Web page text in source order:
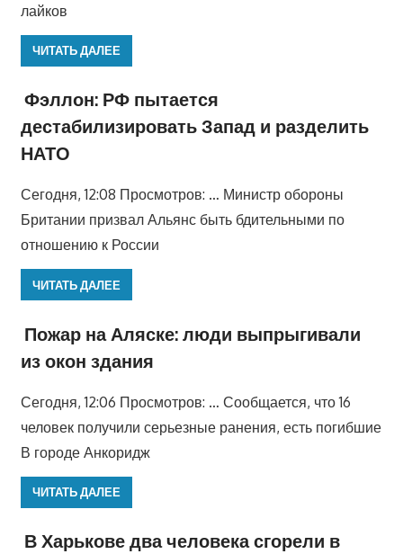
лайков
ЧИТАТЬ ДАЛЕЕ
Фэллон: РФ пытается
дестабилизировать Запад и разделить
НАТО
Сегодня, 12:08 Просмотров: … Министр обороны
Британии призвал Альянс быть бдительными по
отношению к России
ЧИТАТЬ ДАЛЕЕ
Пожар на Аляске: люди выпрыгивали
из окон здания
Сегодня, 12:06 Просмотров: … Сообщается, что 16
человек получили серьезные ранения, есть погибшие
В городе Анкоридж
ЧИТАТЬ ДАЛЕЕ
В Харькове два человека сгорели в